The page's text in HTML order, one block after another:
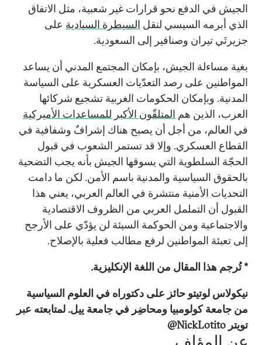
الجيش في الدفع نحو قرارات غير شعبية، مثل الاتفاق
الذي أبرمه السيسي لنقل السيطرة السيادية على
جزيرتَي تيران وصنافير إلى السعودية.
بغية مساءلة الجيش، بإمكان المجتمع المدني أن يساعد
المواطنين على رصد التعدّيات العسكرية على السياسة
المدنية. وبإمكان الحكومات الغربية تشجيع شركائها
العرب، الذين هم المتلقّون الأكبر للمساعدات الأميركية
في العالم، من أجل أن يصبح هناك إشرافٌ وشفافية في
القطاع العسكري. وإلا قد تستمر الشعوب في قبول
الحجّة السلطوية التي يسوقها الجيش بأنه يجب التضحية
بالحقوق السياسية والمدنية باسم الأمن. لكن ما دامت
التحديات الأمنية منتشرة في العالم العربي، يعني هذا
القبول أن التململ العربي من الظروف الاقتصادية
والاجتماعية ومن الحوكمة السيئة لن يؤدّي على الأرجح
إلى تعبئة المواطنين لرفع مطالب فعلية بالإصلاح.
* تُرجم هذا المقال من اللغة الإنكليزية.
نيكولاس لوتيتو حائز على دكتوراه في العلوم السياسية
من جامعة كولومبيا ومحاضِر في جامعة ييل. لمتابعته عبر
تويتر NickLotito@